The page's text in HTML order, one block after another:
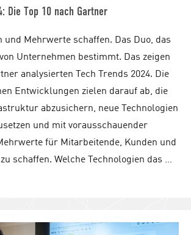
Die Top 10 nach Gartner
und Mehrwerte schaffen. Das Duo, das
Unternehmen bestimmt. Das zeigen
analysierten Tech Trends 2024. Die
Entwicklungen zielen darauf ab, die
abzusichern, neue Technologien
und mit vorausschauender
für Mitarbeitende, Kunden und
schaffen. Welche Technologien das …